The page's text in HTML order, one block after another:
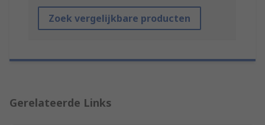
Zoek vergelijkbare producten
Gerelateerde Links